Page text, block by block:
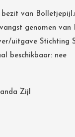
bezit van
genomen van
uitgave Stichting
beschikbaar: nee
Zijl